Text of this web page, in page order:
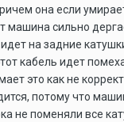
она если
машина сильно
на задние
кабель идет
это как не
потому что
не поменяли все